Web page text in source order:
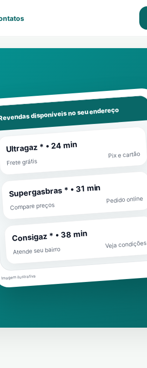
disponíveis no seu endereço
Ultragaz * • 24 min
Frete grátis
Pix e cartão
Supergasbras * • 31 min
Compare preços
Pedido online
Consigaz * • 38 min
Atende seu bairro
Veja condições
Imagem ilustrativa